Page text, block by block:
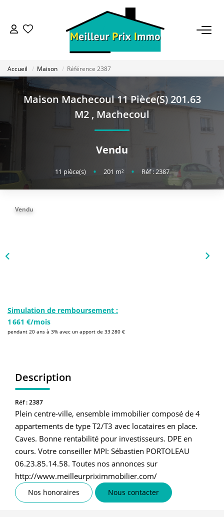
ACHETER
LOUER
VENDRE
BAILLEUR
Accueil Maison Référence 2387
Maison Machecoul 11 Pièce(s) 201.63
M2 , Machecoul
Vendu
11 pièce(s) • 201 m² • Réf : 2387
Vendu
Simulation de remboursement :
1 661 €/mois
pendant 20 ans à 3% avec un apport de 33 280 €
Description
Réf : 2387
Plein centre-ville, ensemble immobilier composé de 4
appartements de type T2/T3 avec locataires en place.
Caves. Bonne rentabilité pour investisseurs. DPE en
cours. Votre conseiller MPI: Sébastien PORTOLEAU
06.23.85.14.58. Toutes nos annonces sur
http://www.meilleurpriximmobilier.com/
Nos honoraires Nous contacter